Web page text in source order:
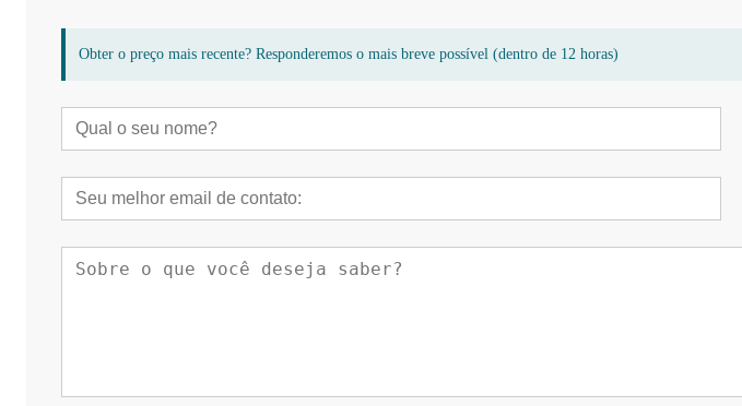
Obter o preço mais recente? Responderemos o mais breve possível (dentro de 12 horas)